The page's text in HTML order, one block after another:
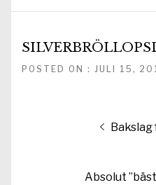
POSTED ON : JULI 15,
Bakslag
Nästa
Absolut